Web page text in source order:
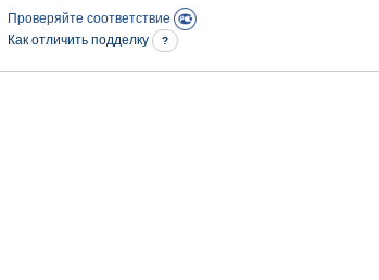
Проверяйте соответствие
Как отличить подделку
?